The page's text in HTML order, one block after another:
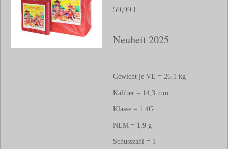
59,99 €
Neuheit 2025
Gewicht je VE = 26,1 kg
Kaliber = 14,3 mm
Klasse = 1.4G
NEM = 1,9 g
Schusszahl = 1